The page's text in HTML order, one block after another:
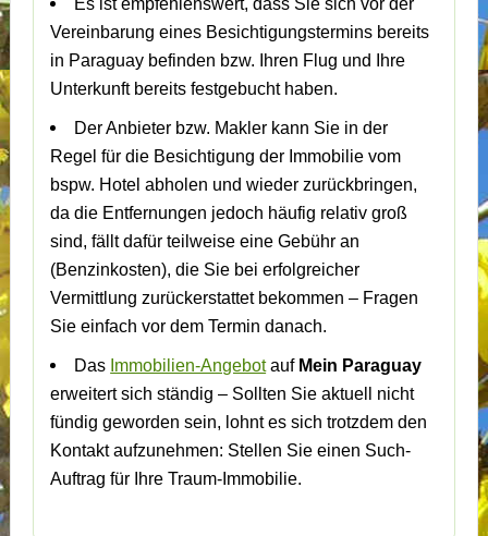
Vereinbarung eines Besichtigungstermins bereits
in Paraguay befinden bzw. Ihren Flug und Ihre
Unterkunft bereits festgebucht haben.
Der Anbieter bzw. Makler kann Sie in der
Regel für die Besichtigung der Immobilie vom
bspw. Hotel abholen und wieder zurückbringen,
da die Entfernungen jedoch häufig relativ groß
sind, fällt dafür teilweise eine Gebühr an
(Benzinkosten), die Sie bei erfolgreicher
Vermittlung zurückerstattet bekommen – Fragen
Sie einfach vor dem Termin danach.
Das Immobilien-Angebotauf Mein Paraguay
erweitert sich ständig – Sollten Sie aktuell nicht
fündig geworden sein, lohnt es sich trotzdem den
Kontakt aufzunehmen: Stellen Sie einen Such-
Auftrag für Ihre Traum-Immobilie.